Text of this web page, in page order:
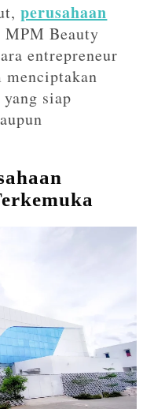
perusahaan
MPM Beauty
entrepreneur
menciptakan
siap